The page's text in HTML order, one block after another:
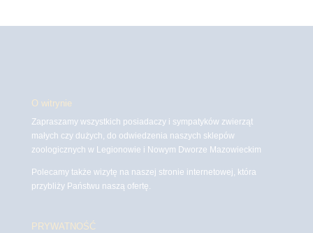
O witrynie
Zapraszamy wszystkich posiadaczy i sympatyków zwierząt
małych czy dużych, do odwiedzenia naszych sklepów
zoologicznych w Legionowie i Nowym Dworze Mazowieckim
Polecamy także wizytę na naszej stronie internetowej, która
przybliży Państwu naszą ofertę.
PRYWATNOŚĆ